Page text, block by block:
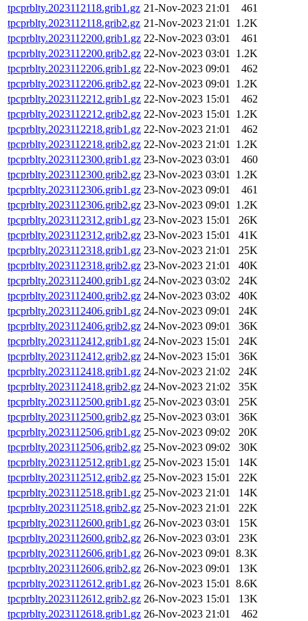
tpcprblty.2023112118.grib1.gz 21-Nov-2023 21:01
461
tpcprblty.2023112118.grib2.gz 21-Nov-2023 21:01 1.2K
tpcprblty.2023112200.grib1.gz 22-Nov-2023 03:01
461
tpcprblty.2023112200.grib2.gz 22-Nov-2023 03:01 1.2K
tpcprblty.2023112206.grib1.gz 22-Nov-2023 09:01
462
tpcprblty.2023112206.grib2.gz 22-Nov-2023 09:01 1.2K
tpcprblty.2023112212.grib1.gz 22-Nov-2023 15:01
462
tpcprblty.2023112212.grib2.gz 22-Nov-2023 15:01 1.2K
tpcprblty.2023112218.grib1.gz 22-Nov-2023 21:01
462
tpcprblty.2023112218.grib2.gz 22-Nov-2023 21:01 1.2K
tpcprblty.2023112300.grib1.gz 23-Nov-2023 03:01
460
tpcprblty.2023112300.grib2.gz 23-Nov-2023 03:01 1.2K
tpcprblty.2023112306.grib1.gz 23-Nov-2023 09:01
461
tpcprblty.2023112306.grib2.gz 23-Nov-2023 09:01 1.2K
tpcprblty.2023112312.grib1.gz 23-Nov-2023 15:01
26K
tpcprblty.2023112312.grib2.gz 23-Nov-2023 15:01
41K
tpcprblty.2023112318.grib1.gz 23-Nov-2023 21:01
25K
tpcprblty.2023112318.grib2.gz 23-Nov-2023 21:01
40K
tpcprblty.2023112400.grib1.gz 24-Nov-2023 03:02
24K
tpcprblty.2023112400.grib2.gz 24-Nov-2023 03:02
40K
tpcprblty.2023112406.grib1.gz 24-Nov-2023 09:01
24K
tpcprblty.2023112406.grib2.gz 24-Nov-2023 09:01
36K
tpcprblty.2023112412.grib1.gz 24-Nov-2023 15:01
24K
tpcprblty.2023112412.grib2.gz 24-Nov-2023 15:01
36K
tpcprblty.2023112418.grib1.gz 24-Nov-2023 21:02
24K
tpcprblty.2023112418.grib2.gz 24-Nov-2023 21:02
35K
tpcprblty.2023112500.grib1.gz 25-Nov-2023 03:01
25K
tpcprblty.2023112500.grib2.gz 25-Nov-2023 03:01
36K
tpcprblty.2023112506.grib1.gz 25-Nov-2023 09:02
20K
tpcprblty.2023112506.grib2.gz 25-Nov-2023 09:02
30K
tpcprblty.2023112512.grib1.gz 25-Nov-2023 15:01
14K
tpcprblty.2023112512.grib2.gz 25-Nov-2023 15:01
22K
tpcprblty.2023112518.grib1.gz 25-Nov-2023 21:01
14K
tpcprblty.2023112518.grib2.gz 25-Nov-2023 21:01
22K
tpcprblty.2023112600.grib1.gz 26-Nov-2023 03:01
15K
tpcprblty.2023112600.grib2.gz 26-Nov-2023 03:01
23K
tpcprblty.2023112606.grib1.gz 26-Nov-2023 09:01 8.3K
tpcprblty.2023112606.grib2.gz 26-Nov-2023 09:01
13K
tpcprblty.2023112612.grib1.gz 26-Nov-2023 15:01 8.6K
tpcprblty.2023112612.grib2.gz 26-Nov-2023 15:01
13K
tpcprblty.2023112618.grib1.gz 26-Nov-2023 21:01
462